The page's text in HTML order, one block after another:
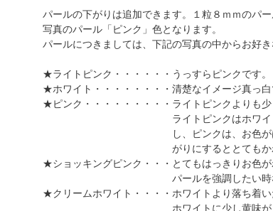
パールの下がりは追加できます。１粒８ｍｍのパー
写真のパール「ピンク」色となります。
パールにつきましては、下記の写真の中からお好き
★ライトピンク・・・・・・うっすらピンクです。
★ホワイト・・・・・・・・清楚なイメージ真っ白
★ピンク・・・・・・・・・ライトピンクよりも少
ライトピンクはホワイトのよ
し、ピンクは、お色がはっき
がりにするととてもかわいい
★ショッキングピンク・・・とてもはっきりお色が
パールを強調したい時などに
★クリームホワイト・・・・ホワイトより落ち着い
ホワイトに少し黄味が入ったよ